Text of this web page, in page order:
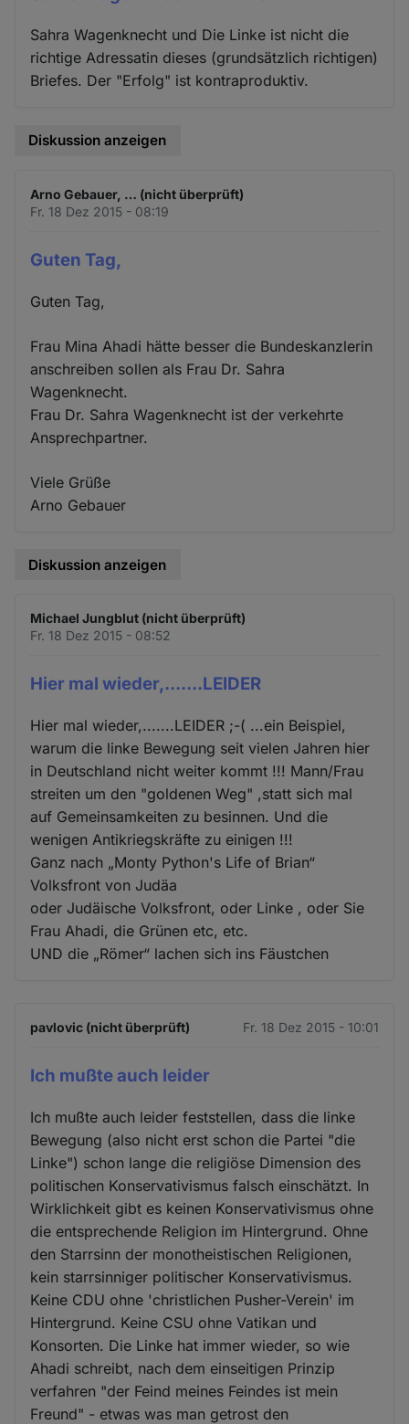
Sahra Wagenknecht und Die Linke ist nicht die
richtige Adressatin dieses (grundsätzlich richtigen)
Briefes. Der "Erfolg" ist kontraproduktiv.
Diskussion anzeigen
Arno Gebauer, … (nicht überprüft)
Fr. 18 Dez 2015 - 08:19
Guten Tag,
Guten Tag,
Frau Mina Ahadi hätte besser die Bundeskanzlerin
anschreiben sollen als Frau Dr. Sahra
Wagenknecht.
Frau Dr. Sahra Wagenknecht ist der verkehrte
Ansprechpartner.
Viele Grüße
Arno Gebauer
Diskussion anzeigen
Michael Jungblut (nicht überprüft)
Fr. 18 Dez 2015 - 08:52
Hier mal wieder,.......LEIDER
Hier mal wieder,.......LEIDER ;-( ...ein Beispiel,
warum die linke Bewegung seit vielen Jahren hier
in Deutschland nicht weiter kommt !!! Mann/Frau
streiten um den "goldenen Weg" ,statt sich mal
auf Gemeinsamkeiten zu besinnen. Und die
wenigen Antikriegskräfte zu einigen !!!
Ganz nach „Monty Python's Life of Brian“
Volksfront von Judäa
oder Judäische Volksfront, oder Linke , oder Sie
Frau Ahadi, die Grünen etc, etc.
UND die „Römer“ lachen sich ins Fäustchen
pavlovic (nicht überprüft) Fr. 18 Dez 2015 - 10:01
Ich mußte auch leider
Ich mußte auch leider feststellen, dass die linke
Bewegung (also nicht erst schon die Partei "die
Linke") schon lange die religiöse Dimension des
politischen Konservativismus falsch einschätzt. In
Wirklichkeit gibt es keinen Konservativismus ohne
die entsprechende Religion im Hintergrund. Ohne
den Starrsinn der monotheistischen Religionen,
kein starrsinniger politischer Konservativismus.
Keine CDU ohne 'christlichen Pusher-Verein' im
Hintergrund. Keine CSU ohne Vatikan und
Konsorten. Die Linke hat immer wieder, so wie
Ahadi schreibt, nach dem einseitigen Prinzip
verfahren "der Feind meines Feindes ist mein
Freund" - etwas was man getrost den